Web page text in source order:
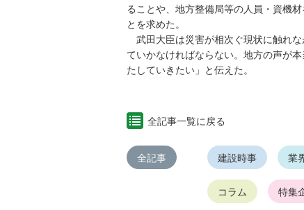
ることや、地方整備局等の人員・資機
とを求めた。
武田大臣は災害が相次ぐ現状に触れ
ていかなければならない。地方の声が
たしていきたい」と伝えた。
全記事一覧に戻る
全記事 建設時事 業
コラム 特集